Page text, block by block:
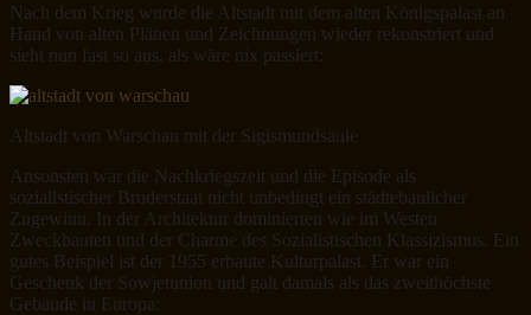
Nach dem Krieg wurde die Altstadt mit dem alten Königspalast an
Hand von alten Plänen und Zeichnungen wieder rekonstriert und
sieht nun fast so aus, als wäre nix passiert:
Altstadt von Warschau mit der Sigismundsäule
Ansonsten war die Nachkriegszeit und die Episode als
sozialistischer Bruderstaat nicht unbedingt ein städtebaulicher
Zugewinn. In der Architektur dominierten wie im Westen
Zweckbauten und der Charme des Sozialistischen Klassizismus. Ein
gutes Beispiel ist der 1955 erbaute Kulturpalast. Er war ein
Geschenk der Sowjetunion und galt damals als das zweithöchste
Gebäude in Europa: